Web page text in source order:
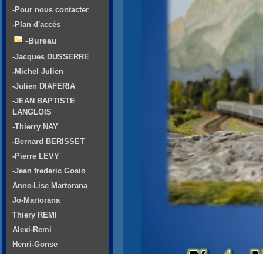
-Pour nous contacter
-Plan d'accés
-Bureau
-Jacques DUSSERRE
-Michel Julien
-Julien DIAFERIA
-JEAN BAPTISTE
LANGLOIS
-Thierry NAY
-Bernard BERISSET
-Pierre LEVY
-Jean frederic Gosio
Anne-Lise Martorana
Jo-Martorana
Thiery REMI
Alexi-Remi
Henri-Gonse